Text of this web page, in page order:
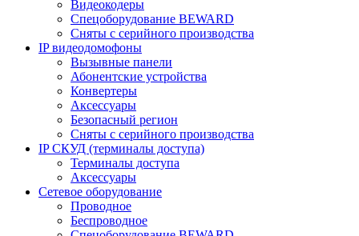
Видеокодеры
Спецоборудование BEWARD
Сняты с серийного производства
IP видеодомофоны
Вызывные панели
Абонентские устройства
Конвертеры
Аксессуары
Безопасный регион
Сняты с серийного производства
IP СКУД (терминалы доступа)
Терминалы доступа
Аксессуары
Сетевое оборудование
Проводное
Беспроводное